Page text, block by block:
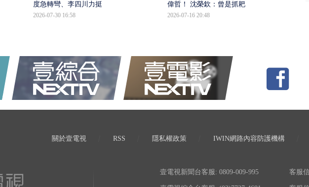
度急轉彎、李四川力挺
2026-07-30 16:58
偉哲！ 沈榮欽：曾是抓耙
2026-07-16 20:48
關於壹電視 RSS 隱私權政策 IWIN網路內容防護機構
壹電視新聞台客服: 0809-009-995 客服